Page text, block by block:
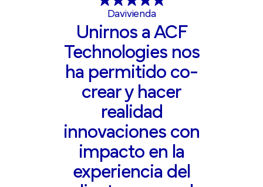
Davivienda
Unirnos a ACF
Technologies nos
ha permitido co-
crear y hacer
realidad
innovaciones con
impacto en la
experiencia del